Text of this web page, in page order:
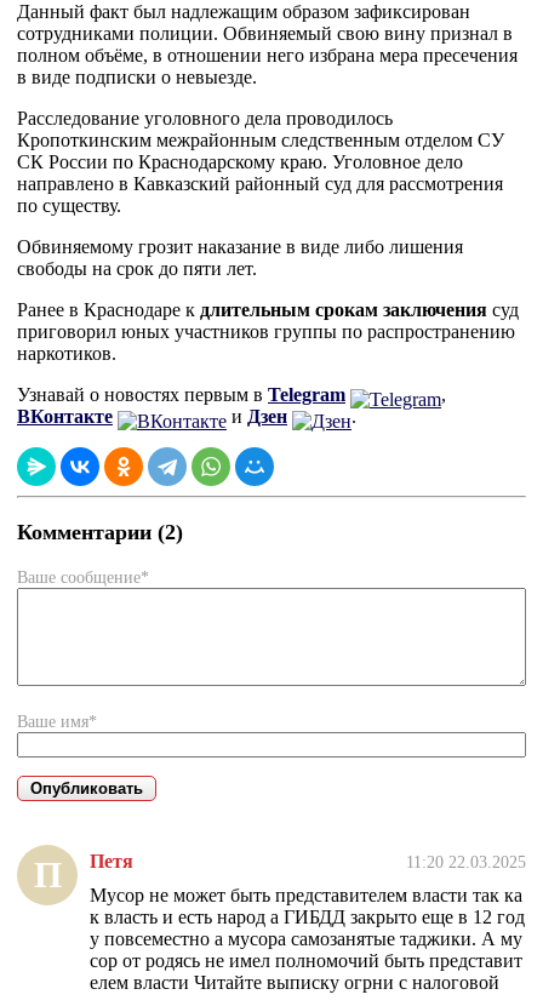
Данный факт был надлежащим образом зафиксирован
сотрудниками полиции. Обвиняемый свою вину признал в
полном объёме, в отношении него избрана мера пресечения
в виде подписки о невыезде.
Расследование уголовного дела проводилось
Кропоткинским межрайонным следственным отделом СУ
СК России по Краснодарскому краю. Уголовное дело
направлено в Кавказский районный суд для рассмотрения
по существу.
Обвиняемому грозит наказание в виде либо лишения
свободы на срок до пяти лет.
Ранее в Краснодаре к длительным срокам заключения суд
приговорил юных участников группы по распространению
наркотиков.
Узнавай о новостях первым в Telegram
,
ВКонтакте
и Дзен .
Комментарии (2)
Ваше сообщение*
Ваше имя*
П Петя 11:20 22.03.2025
Мусор не может быть представителем власти так ка
к власть и есть народ а ГИБДД закрыто еще в 12 год
у повсеместно а мусора самозанятые таджики. А му
сор от родясь не имел полномочий быть представит
елем власти Читайте выписку огрни с налоговой